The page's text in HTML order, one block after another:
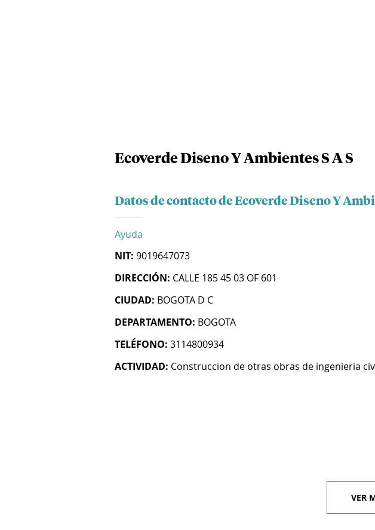
Ecoverde Diseno Y Ambientes S A S
Datos de contacto de Ecoverde Diseno Y
Ayuda
NIT: 9019647073
DIRECCIÓN: CALLE 185 45 03 OF 601
CIUDAD: BOGOTA D C
DEPARTAMENTO: BOGOTA
TELÉFONO: 3114800934
ACTIVIDAD: Construccion de otras obras de ingenieria
VER